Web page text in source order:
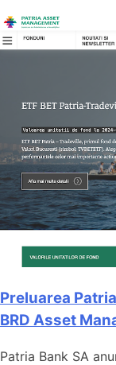
Preluarea
BRD Asset
Patria Bank SA